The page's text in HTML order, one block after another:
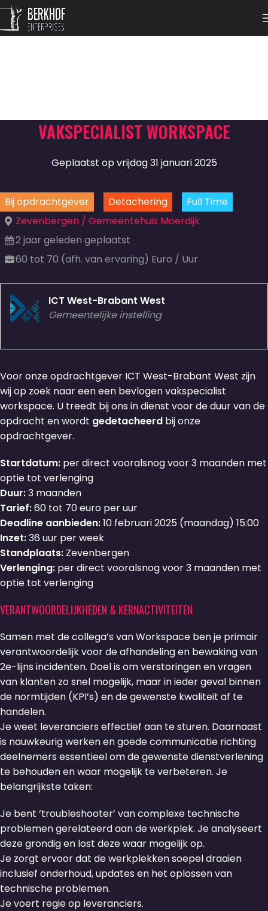
VAKSPECIALIST WORKSPACE
Geplaatst op vrijdag 31 januari 2025
Bij opdrachtgever Detachering
Full Time
Zevenbergen / Gemeentehuis Moerdijk
2 jaar geleden geplaatst
60 tot 70 (afh. van ervaring) Euro / Uur
ICT West-Brabant West
Gemeentelijke instelling
Voor onze opdrachtgever ICT West-Brabant West zijn
wij op zoek naar een een bevlogen vakspecialist
workspace. U treedt bij ons in dienst voor de duur van de
opdracht en wordt gedetacheerd bij onze
opdrachtgever.
Startdatum: per direct vooralsnog voor 3 maanden met
optie tot verlenging
Duur:3 maanden
Tarief:60 tot 70 euro per uur
Deadline aanbieden:10 februari 2025 (maandag) 15:00
Inzet:36 uur per week
Standplaats: Zevenbergen
Verlenging: per direct vooralsnog voor 3 maanden met
optie tot verlenging
VERANTWOORDELIJKHEDEN & KERNACTIVITEITEN
Samen met de collega’s van Workspace ben je primair
verantwoordelijk voor de afhandeling en bewaking van
2e-lijns incidenten. Doel is om verstoringen en vragen
van klanten zo snel mogelijk, maar in ieder geval binnen
de normtijden (KPI’s) en de gewenste kwaliteit af te
handelen.
Je weet leveranciers effectief aan te sturen. Daarnaast
is nauwkeurig werken en goede communicatie richting
deelnemers essentieel om de gewenste dienstverlening
te behouden en waar mogelijk te verbeteren. Je
belangrijkste taken:
Je bent ‘troubleshooter’ van complexe technische
problemen gerelateerd aan de werkplek. Je analyseert
deze grondig en lost deze waar mogelijk op.
Je zorgt ervoor dat de werkplekken soepel draaien
inclusief onderhoud, updates en het oplossen van
technische problemen.
Je voert regie op leveranciers.